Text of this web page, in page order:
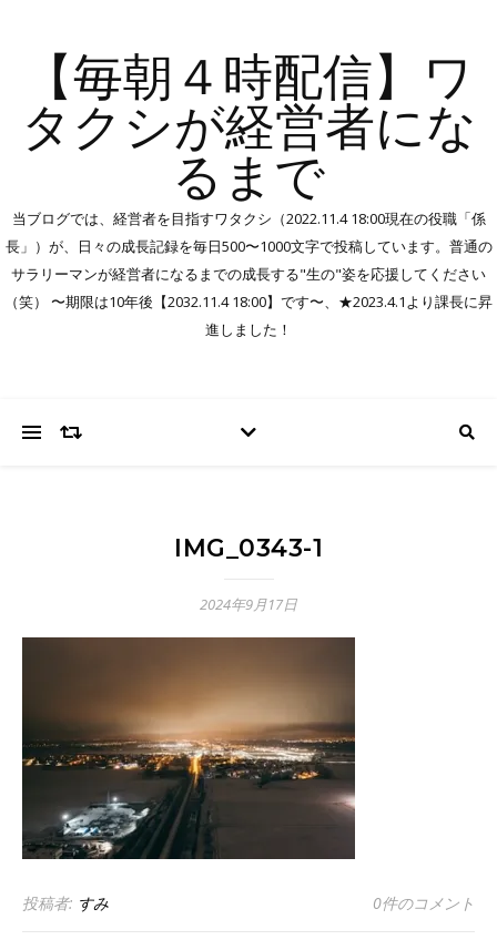
【毎朝４時配信】ワ
タクシが経営者にな
るまで
当ブログでは、経営者を目指すワタクシ（2022.11.4 18:00現在の役職「係
長」）が、日々の成長記録を毎日500〜1000文字で投稿しています。普通の
サラリーマンが経営者になるまでの成長する"生の"姿を応援してください
（笑） 〜期限は10年後【2032.11.4 18:00】です〜、★2023.4.1より課長に昇
進しました！
IMG_0343-1
2024年9月17日
投稿者: すみ 0件のコメント